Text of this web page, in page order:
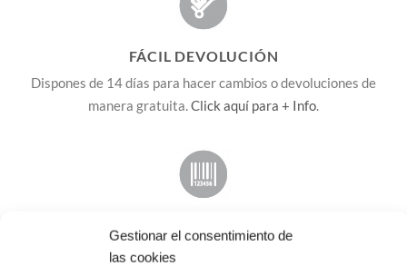
Gestionar el consentimiento de
las cookies
FÁCIL DEVOLUCIÓN
Dispones de 14 días para hacer cambios o devoluciones de
manera gratuita.Click aquí para + Info.
Tus Roberto Sunglasses de OUTLET cuentan con total